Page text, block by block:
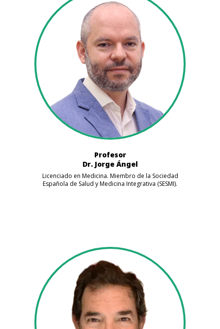
Profesor
Dr. Jorge Ángel
Licenciado en Medicina. Miembro de la Sociedad
Española de Salud y Medicina Integrativa (SESMI).